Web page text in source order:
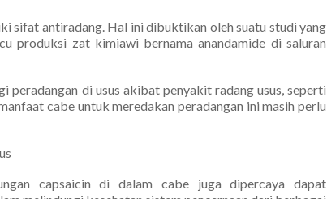
sifat antiradang. Hal ini dibuktikan oleh suatu studi yang
produksi zat kimiawi bernama anandamide di saluran
peradangan di usus akibat penyakit radang usus, seperti
cabe untuk meredakan peradangan ini masih perlu
capsaicin di dalam cabe juga dipercaya dapat